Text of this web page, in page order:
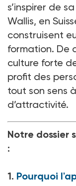
s’inspirer de
Wallis, en
construisent
formation. De
culture forte
profit des
tout son sens
d’attractivité.
Notre dossier
:
1. Pourquoi